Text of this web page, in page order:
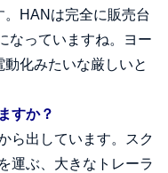
HANは完全に販売台
なっていますね。ヨー
化みたいな厳しいと
すか？
ら出しています。スク
運ぶ、大きなトレーラ